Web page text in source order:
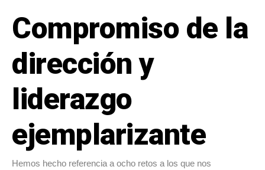
Compromiso de la
dirección y
liderazgo
ejemplarizante
Hemos hecho referencia a ocho retos a los que nos